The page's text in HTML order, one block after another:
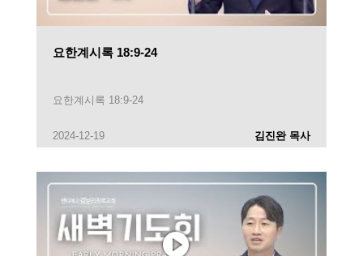
요한계시록 18:9-24
요한계시록 18:9-24
2024-12-19 김진완 목사